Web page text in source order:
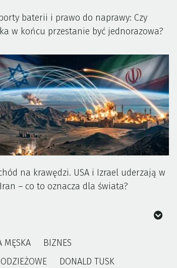
baterii i prawo do naprawy: Czy
w końcu przestanie być jednorazowa?
na krawędzi. USA i Izrael uderzają w
Iran – co to oznacza dla świata?
MĘSKA
BIZNES
DONALD TUSK